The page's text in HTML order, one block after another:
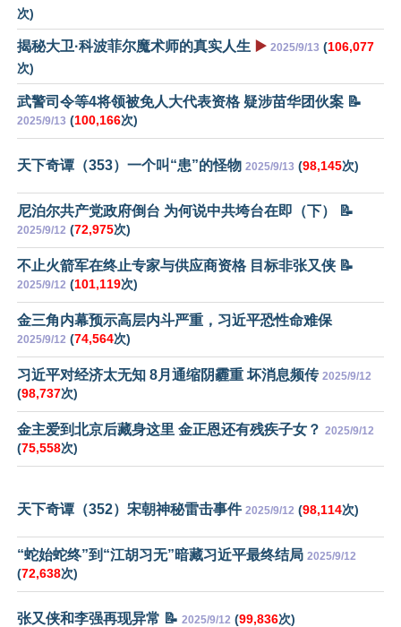
次)
揭秘大卫·科波菲尔魔术师的真实人生 ▶️ 2025/9/13 (106,077
次)
武警司令等4将领被免人大代表资格 疑涉苗华团伙案 📝
2025/9/13 (100,166次)
天下奇谭（353）一个叫“患”的怪物 2025/9/13 (98,145次)
尼泊尔共产党政府倒台 为何说中共垮台在即（下） 📝
2025/9/12 (72,975次)
不止火箭军在终止专家与供应商资格 目标非张又侠 📝
2025/9/12 (101,119次)
金三角内幕预示高层内斗严重，习近平恐性命难保
2025/9/12 (74,564次)
习近平对经济太无知 8月通缩阴霾重 坏消息频传 2025/9/12
(98,737次)
金主爱到北京后藏身这里 金正恩还有残疾子女？ 2025/9/12
(75,558次)
天下奇谭（352）宋朝神秘雷击事件 2025/9/12 (98,114次)
“蛇始蛇终”到“江胡习无”暗藏习近平最终结局 2025/9/12
(72,638次)
张又侠和李强再现异常 📝 2025/9/12 (99,836次)